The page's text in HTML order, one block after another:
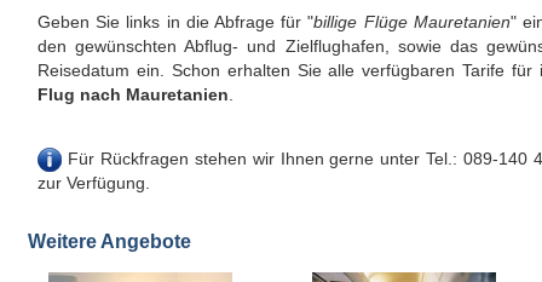
Geben Sie links in die Abfrage für "billige Flüge Mauretanien"
den gewünschten Abflug- und Zielflughafen, sowie das
Reisedatum ein. Schon erhalten Sie alle verfügbaren Tarife für
Flug nach Mauretanien.
Für Rückfragen stehen wir Ihnen gerne unter Tel.: 089-140
zur Verfügung.
Weitere Angebote